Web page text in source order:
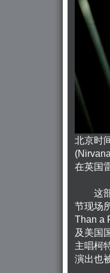
北京时
在英国
这部
节现场
Than a
及美国
主唱柯
演出也